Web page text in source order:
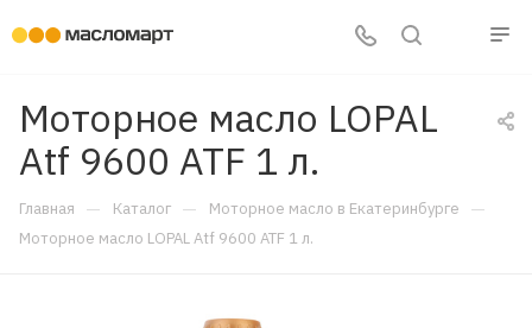
Моторное масло LOPAL
Atf 9600 ATF 1 л.
Главная — Каталог — Моторное масло в Екатеринбурге —
Моторное масло LOPAL Atf 9600 ATF 1 л.